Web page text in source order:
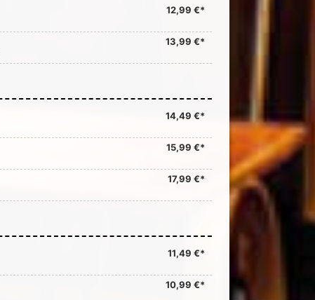
12,99 €*
13,99 €*
14,49 €*
15,99 €*
17,99 €*
11,49 €*
10,99 €*